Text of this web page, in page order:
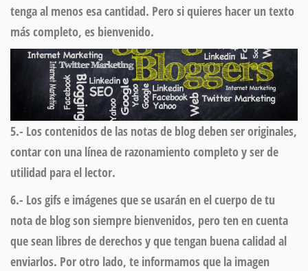
tenga al menos esa cantidad. Pero si quieres hacer un texto
más completo, es bienvenido.
5.- Los contenidos de las notas de blogdeben ser originales,
contar con una línea de razonamiento completo y ser de
utilidad para el lector.
6.- Los gifs e imágenes que se usarán en el cuerpo de tu
nota de blog son siempre bienvenidos, pero ten en cuenta
que sean libres de derechos y que tengan buena calidad al
enviarlos. Por otro lado, te informamos que la imagen